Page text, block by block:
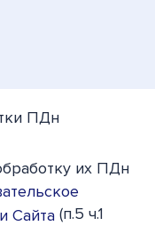
ПДн
их ПДн
Сайта (п.5 ч.1